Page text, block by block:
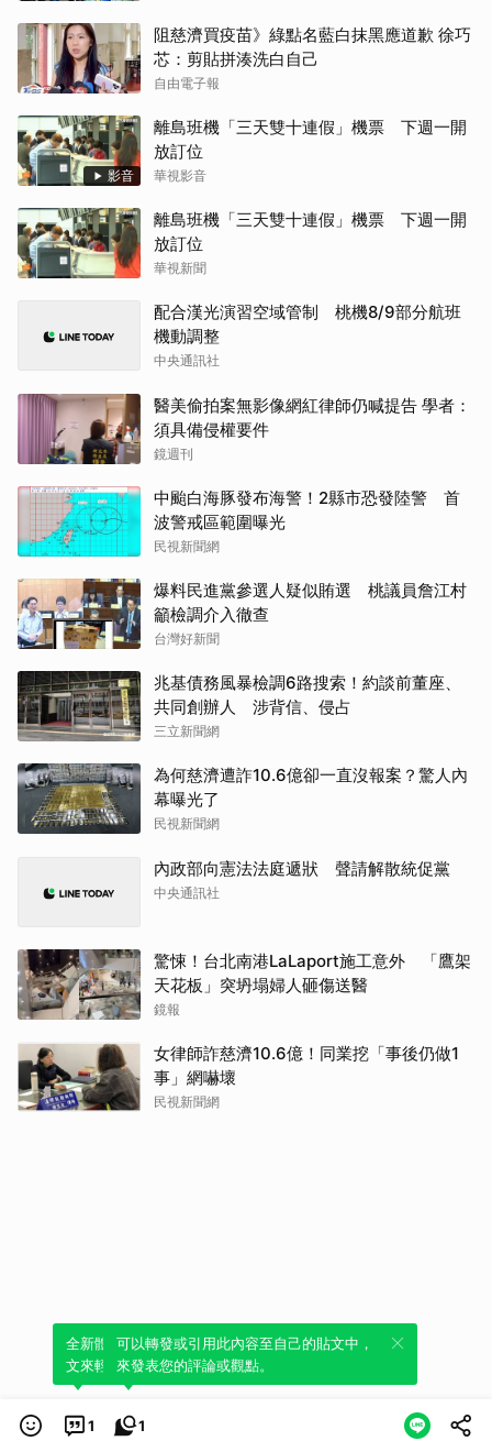
阻慈濟買疫苗》綠點名藍白抹黑應道歉 徐巧
芯：剪貼拼湊洗白自己
自由電子報
影音
離島班機「三天雙十連假」機票 下週一開
放訂位
華視影音
離島班機「三天雙十連假」機票 下週一開
放訂位
華視新聞
配合漢光演習空域管制 桃機8/9部分航班
機動調整
中央通訊社
醫美偷拍案無影像網紅律師仍喊提告 學者：
須具備侵權要件
鏡週刊
中颱白海豚發布海警！2縣市恐發陸警 首
波警戒區範圍曝光
民視新聞網
爆料民進黨參選人疑似賄選 桃議員詹江村
籲檢調介入徹查
台灣好新聞
兆基債務風暴檢調6路搜索！約談前董座、
共同創辦人 涉背信、侵占
三立新聞網
為何慈濟遭詐10.6億卻一直沒報案？驚人內
幕曝光了
民視新聞網
內政部向憲法法庭遞狀 聲請解散統促黨
中央通訊社
驚悚！台北南港LaLaport施工意外 「鷹架
天花板」突坍塌婦人砸傷送醫
鏡報
女律師詐慈濟10.6億！同業挖「事後仍做1
事」網嚇壞
民視新聞網
1
全新體驗！一鍵引用此內容，透過發布貼
文來輕鬆表達個人立場。
1
可以轉發或引用此內容至自己的貼文中，
來發表您的評論或觀點。